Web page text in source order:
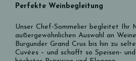
Perfekte Weinbegleitung
Unser Chef-Sommelier begleitet Ihr
außergewöhnlichen Auswahl an
Burgunder Grand Crus bis hin zu
Cuvées – und schafft so Speisen-